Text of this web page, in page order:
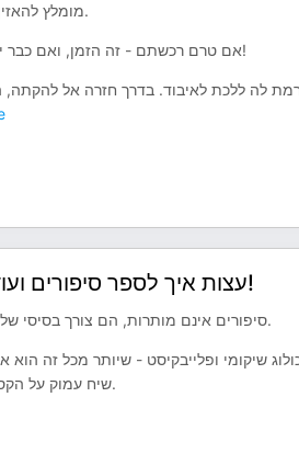
מומלץ להאזין לסיפור בזמן שמעיינים בספר.
אם טרם רכשתם - זה הזמן, ואם כבר יש לכם, יאללה תזמינו לחברים!
לה ללכת לאיבוד. בדרך חזרה אל
עצות איך לספר סיפורים ועוד - עם נחשון ושמואל!
סיפורים אינם מותרות, הם צורך בסיסי של אדם, כמו אוכל, ביגוד ומחסה.
שיקומי ופלייבקיסט - שיותר מכל זה
שיח עמוק על הקסם והצורך הזה שנקרא - סיפור.